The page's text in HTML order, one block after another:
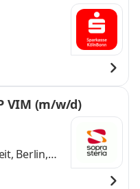
VIM (m/w/d)
Berlin,